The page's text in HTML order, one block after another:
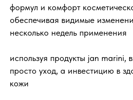
формул и комфорт
обеспечивая видимые
несколько недель применения
используя продукты jan marini,
просто уход, а инвестицию в
кожи